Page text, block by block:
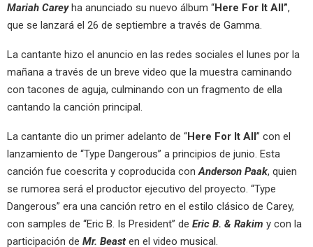
Mariah Careyha anunciado su nuevo álbum “Here For It All”,
que se lanzará el 26 de septiembre a través de Gamma.
La cantante hizo el anuncio en las redes sociales el lunes por la
mañana a través de un breve video que la muestra caminando
con tacones de aguja, culminando con un fragmento de ella
cantando la canción principal.
La cantante dio un primer adelanto de “Here For It All” con el
lanzamiento de “Type Dangerous” a principios de junio. Esta
canción fue coescrita y coproducida conAnderson Paak, quien
se rumorea será el productor ejecutivo del proyecto. “Type
Dangerous” era una canción retro en el estilo clásico de Carey,
con samples de “Eric B. Is President” de Eric B. & Rakim y con la
participación de Mr. Beast en el video musical.